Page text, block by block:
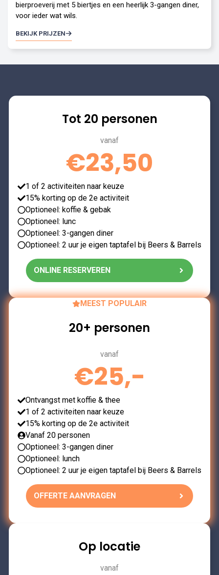
bierproeverij met 5 biertjes en een heerlijk 3-gangen diner,
voor ieder wat wils.
BEKIJK PRIJZEN
Tot 20 personen
vanaf
€23,50
1 of 2 activiteiten naar keuze
15% korting op de 2e activiteit
Optioneel: koffie & gebak
Optioneel: lunc
Optioneel: 3-gangen diner
Optioneel: 2 uur je eigen taptafel bij Beers & Barrels
ONLINE RESERVEREN
MEEST POPULAIR
20+ personen
vanaf
€25,-
Ontvangst met koffie & thee
1 of 2 activiteiten naar keuze
15% korting op de 2e activiteit
Vanaf 20 personen
Optioneel: 3-gangen diner
Optioneel: lunch
Optioneel: 2 uur je eigen taptafel bij Beers & Barrels
OFFERTE AANVRAGEN
Op locatie
vanaf